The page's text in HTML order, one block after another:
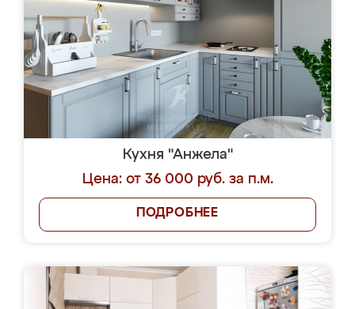
Кухня "Анжела"
Цена: от 36 000 руб. за п.м.
ПОДРОБНЕЕ